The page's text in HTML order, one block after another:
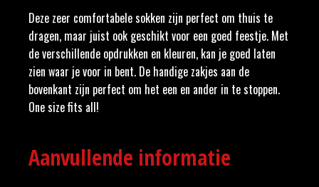
Deze zeer comfortabele sokken zijn perfect om thuis te
dragen, maar juist ook geschikt voor een goed feestje. Met
de verschillende opdrukken en kleuren, kan je goed laten
zien waar je voor in bent. De handige zakjes aan de
bovenkant zijn perfect om het een en ander in te stoppen.
One size fits all!
Aanvullende informatie